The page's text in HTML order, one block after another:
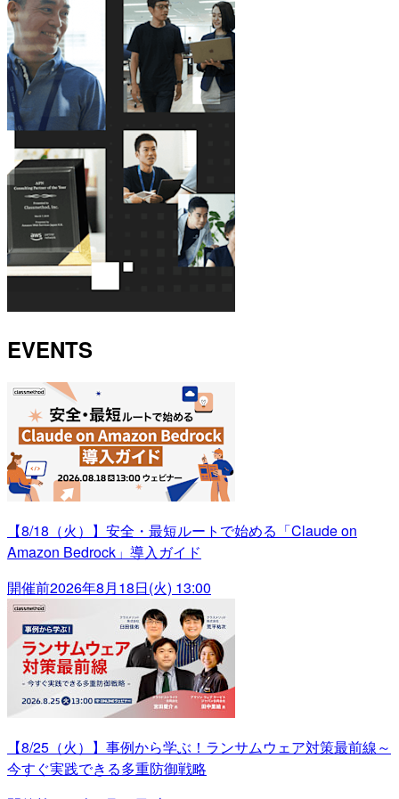
EVENTS
【8/18（火）】安全・最短ルートで始める「Claude on
Amazon Bedrock」導入ガイド
開催前2026年8月18日(火) 13:00
【8/25（火）】事例から学ぶ！ランサムウェア対策最前線～
今すぐ実践できる多重防御戦略